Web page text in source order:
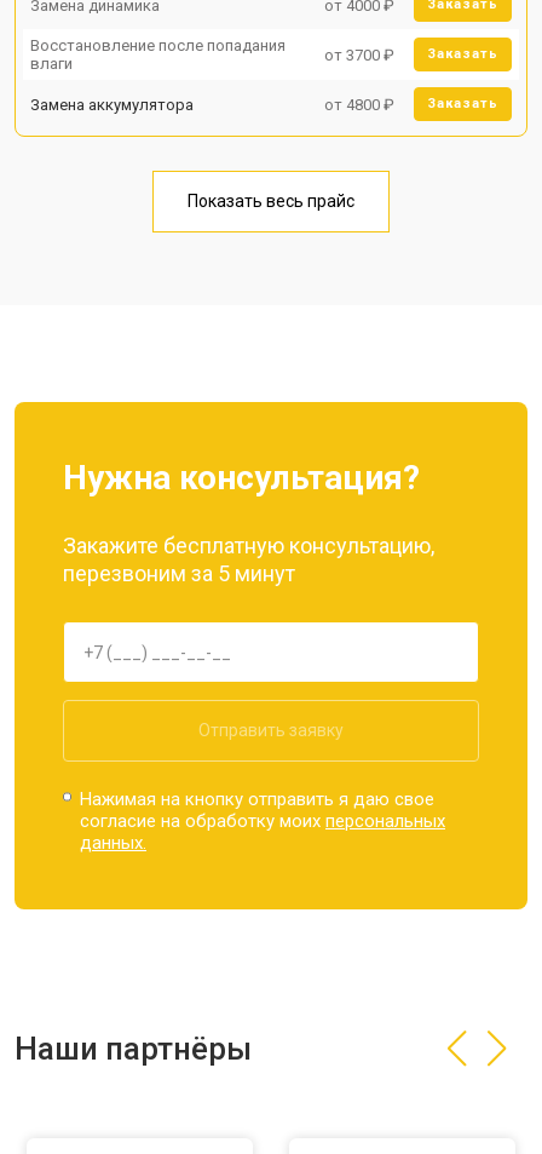
Замена динамика от 4000 ₽ Заказать
Восстановление после попадания
влаги
от 3700 ₽ Заказать
Замена аккумулятора от 4800 ₽ Заказать
Показать весь прайс
Нужна консультация?
Закажите бесплатную консультацию,
перезвоним за 5 минут
Отправить заявку
Нажимая на кнопку отправить я даю свое
согласие на обработку моихперсональных
данных.
Наши партнёры